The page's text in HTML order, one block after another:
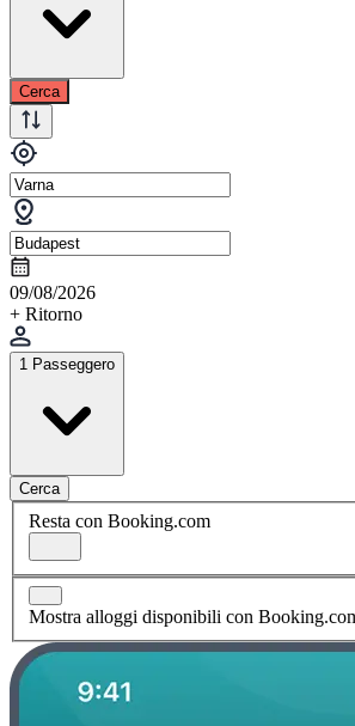
Cerca
09/08/2026
+ Ritorno
1 Passeggero
Cerca
Resta con Booking.com
Mostra alloggi disponibili con